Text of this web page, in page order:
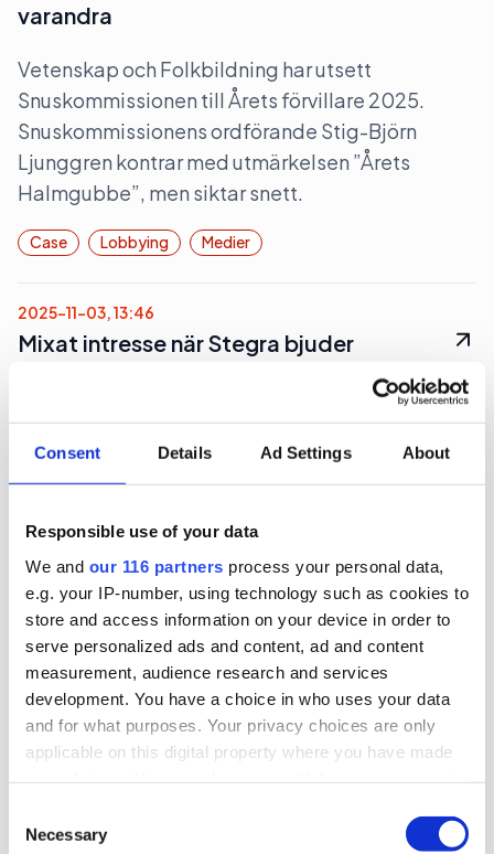
Consent Details Ad Settings About
Responsible use of your data
We and our 116 partners process your personal data,
e.g. your IP-number, using technology such as cookies to
store and access information on your device in order to
serve personalized ads and content, ad and content
measurement, audience research and services
development. You have a choice in who uses your data
and for what purposes. Your privacy choices are only
applicable on this digital property where you have made
the Privacy trigger icon.
Selection
Necessary
varandra
Vetenskap och Folkbildning har utsett
Snuskommissionen till Årets förvillare 2025.
Snuskommissionens ordförande Stig-Björn
Ljunggren kontrar med utmärkelsen ”Årets
Halmgubbe”, men siktar snett.
Case Lobbying Medier
2025-11-03, 13:46
Mixat intresse när Stegra bjuder
Gröna stålbolaget Stegra bjuder tre utskott på
middag i morgon, tisdagen 4 november. Det
bjuds på ”dryck och enklare mat”. Det pratas på
sina håll om en bojkott mot tillställningen.
Lobbying Politik Pr
2025-10-30, 10:44
The Swedish Thing blir byrå för
civilsamhället
The Swedish Thing, startade 2023 som en pa-
byrå med S-stämpel. Nu tar byrån en ny position
som det som kan vara Sveriges första